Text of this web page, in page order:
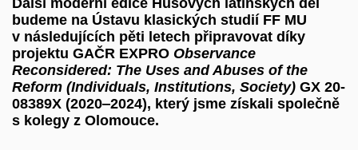
Další moderní edice Husových latinských děl
budeme na Ústavu klasických studií FF MU
v následujících pěti letech připravovat díky
projektu GAČR EXPRO Observance
Reconsidered: The Uses and Abuses of the
Reform (Individuals, Institutions, Society) GX 20-
08389X (2020‒2024), který jsme získali společně
s kolegy z Olomouce.